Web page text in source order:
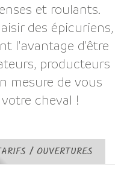
et roulants.
des épicuriens,
l'avantage d'être
producteurs
mesure de vous
cheval !
/ OUVERTURES